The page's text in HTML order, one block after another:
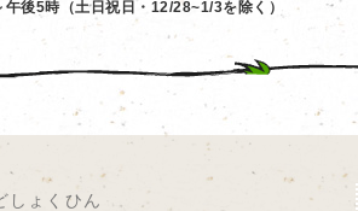
後5時（土日祝日・12/28~1/3を除く）
しょくひん